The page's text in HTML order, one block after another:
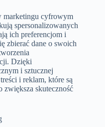
marketingu cyfrowym
spersonalizowanych
ich preferencjom i
zbierać dane o swoich
Dzięki
i sztucznej
i reklam, które są
zwiększa skuteczność